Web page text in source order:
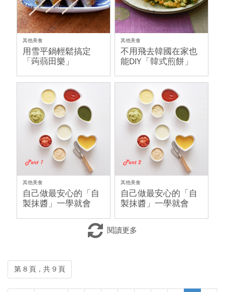
其他美食
用雪平鍋輕鬆搞定
「蒟蒻田樂」
其他美食
不用飛去韓國在家也
能DIY「韓式煎餅」
其他美食
自己做最安心的「自
製抹醬」一學就會
其他美食
自己做最安心的「自
製抹醬」一學就會
閱讀更多
第 8 頁，共 9 頁